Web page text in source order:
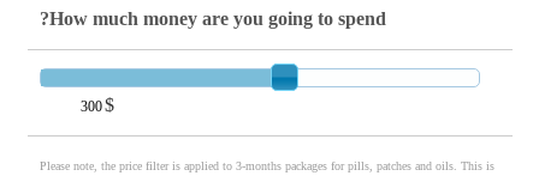
How much money are you going to spend?
$
Please note, the price filter is applied to 3-months packages for pills, patches and oils. This is